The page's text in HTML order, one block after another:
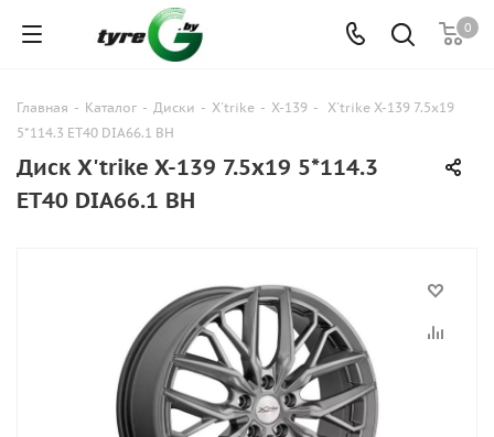
0
Главная - Каталог - Диски - X'trike - X-139 - X'trike X-139 7.5x19
5*114.3 ET40 DIA66.1 BH
Диск X'trike X-139 7.5x19 5*114.3
ET40 DIA66.1 BH